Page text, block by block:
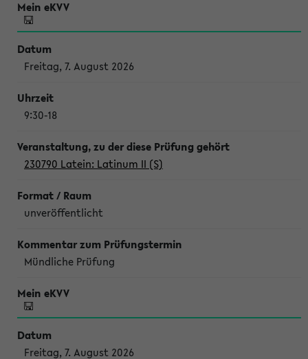
Freitag, 7. August 2026
9:30-18
230790 Latein: Latinum II (S)
unveröffentlicht
Mündliche Prüfung
Freitag, 7. August 2026